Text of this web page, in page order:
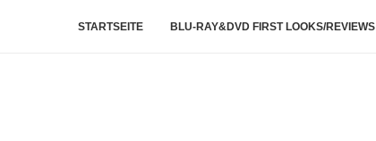
STARTSEITE BLU-RAY&DVD FIRST LOOKS/REVIEWS